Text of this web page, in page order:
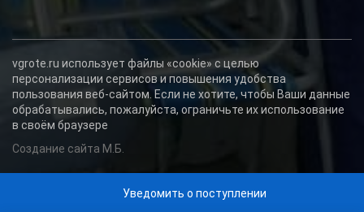
Уведомить о поступлении
vgrote.ru использует файлы «cookie» с целью
персонализации сервисов и повышения удобства
пользования веб-сайтом. Если не хотите, чтобы Ваши данные
обрабатывались, пожалуйста, ограничьте их использование
в своём браузере
Создание сайта М.Б.